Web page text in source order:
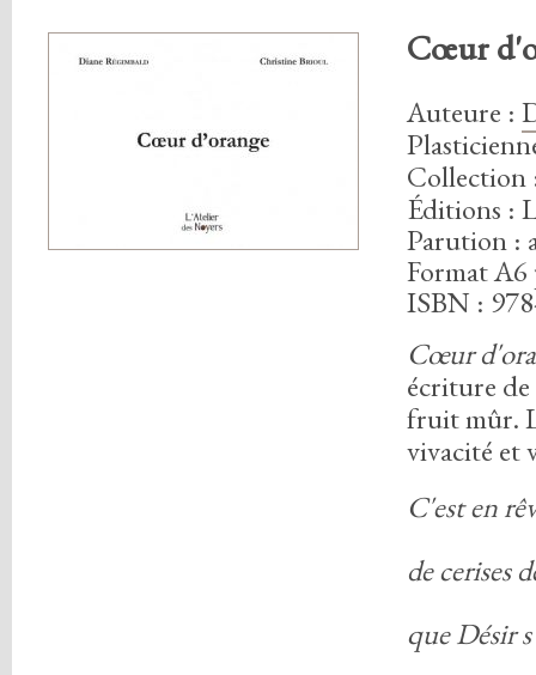
Cœur
Auteure :
Collection
Éditions :
Parution :
Format A6
ISBN :
Cœur
écriture de
fruit mûr.
vivacité et
C'est en
de cerises
que Désir